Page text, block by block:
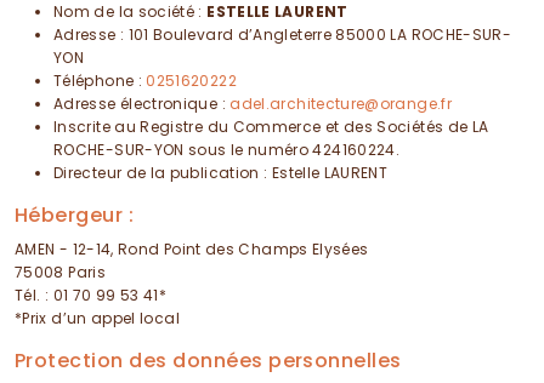
Nom de la société : ESTELLE LAURENT
Adresse : 101 Boulevard d’Angleterre 85000 LA ROCHE-SUR-
YON
Téléphone : 0251620222
Adresse électronique : adel.architecture@orange.fr
Inscrite au Registre du Commerce et des Sociétés de LA
ROCHE-SUR-YON sous le numéro 424160224.
Directeur de la publication : Estelle LAURENT
Hébergeur :
AMEN - 12-14, Rond Point des Champs Elysées
75008 Paris
Tél. : 01 70 99 53 41*
*Prix d’un appel local
Protection des données personnelles